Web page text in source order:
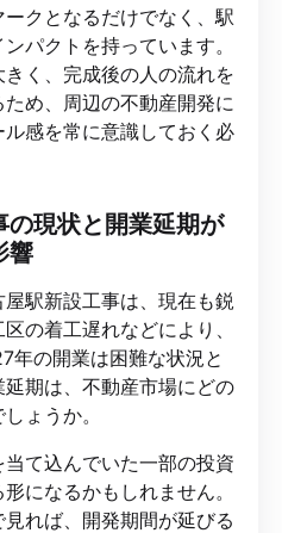
クとなるだけでなく、駅
パクトを持っています。
く、完成後の人の流れを
め、周辺の不動産開発に
感を常に意識しておく必
の現状と開業延期が
響
駅新設工事は、現在も鋭
の着工遅れなどにより、
年の開業は困難な状況と
期は、不動産市場にどの
ょうか。
て込んでいた一部の投資
になるかもしれません。
れば、開発期間が延びる